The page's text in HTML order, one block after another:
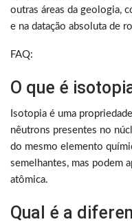
outras áreas da geologia,
e na datação absoluta de
FAQ:
O que é
Isotopia é uma
nêutrons presentes no
do mesmo elemento
semelhantes, mas podem
atômica.
Qual é a